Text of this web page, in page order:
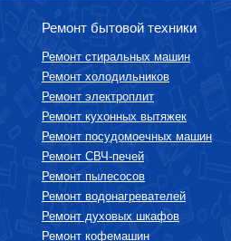
Ремонт бытовой техники
Ремонт стиральных машин
Ремонт холодильников
Ремонт электроплит
Ремонт кухонных вытяжек
Ремонт посудомоечных машин
Ремонт СВЧ-печей
Ремонт пылесосов
Ремонт водонагревателей
Ремонт духовых шкафов
Ремонт кофемашин